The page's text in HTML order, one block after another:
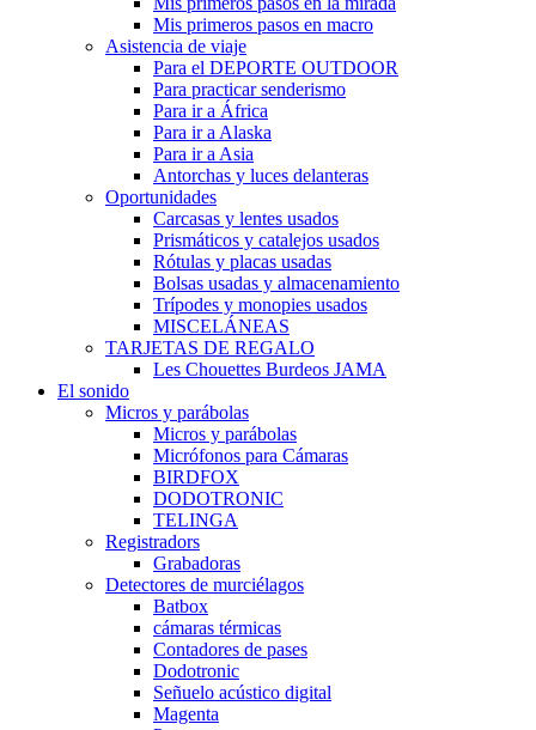
Mis primeros pasos en macro
Asistencia de viaje
Para el DEPORTE OUTDOOR
Para practicar senderismo
Para ir a África
Para ir a Alaska
Para ir a Asia
Antorchas y luces delanteras
Oportunidades
Carcasas y lentes usados
Prismáticos y catalejos usados
Rótulas y placas usadas
Bolsas usadas y almacenamiento
Trípodes y monopies usados
MISCELÁNEAS
TARJETAS DE REGALO
Les Chouettes Burdeos JAMA
El sonido
Micros y parábolas
Micros y parábolas
Micrófonos para Cámaras
BIRDFOX
DODOTRONIC
TELINGA
Registradors
Grabadoras
Detectores de murciélagos
Batbox
cámaras térmicas
Contadores de pases
Dodotronic
Señuelo acústico digital
Magenta